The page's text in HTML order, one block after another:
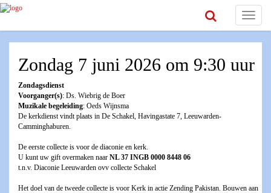
Toggle
Zondag 7 juni 2026 om 9:30 uur
Zondagsdienst
Voorganger(s): Ds. Wiebrig de Boer
Muzikale begeleiding: Oeds Wijnsma
De kerkdienst vindt plaats in De Schakel, Havingastate 7, Leeuwarden-
Camminghaburen.
De eerste collecte is voor de diaconie en kerk.
U kunt uw gift overmaken naar NL 37 INGB 0000 8448 06
t.n.v. Diaconie Leeuwarden ovv collecte Schakel
Het doel van de tweede collecte is voor Kerk in actie Zending Pakistan. Bouwen aan